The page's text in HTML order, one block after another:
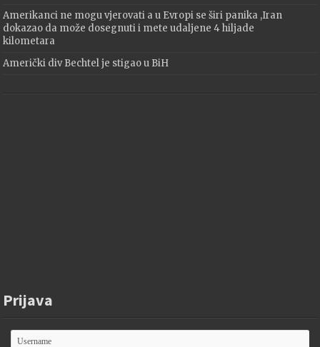
Amerikanci ne mogu vjerovati a u Evropi se širi panika ,Iran
dokazao da može dosegnuti i mete udaljene 4 hiljade
kilometara
Američki div Bechtel je stigao u BiH
Prijava